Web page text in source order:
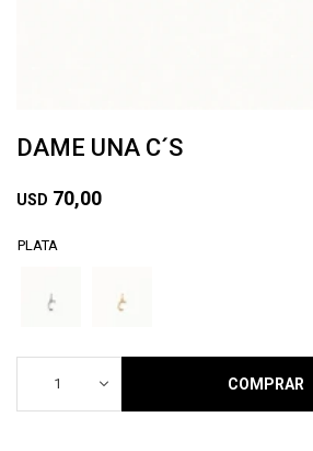
DAME UNA C´S
USD 70,00
PLATA
1 COMPRAR